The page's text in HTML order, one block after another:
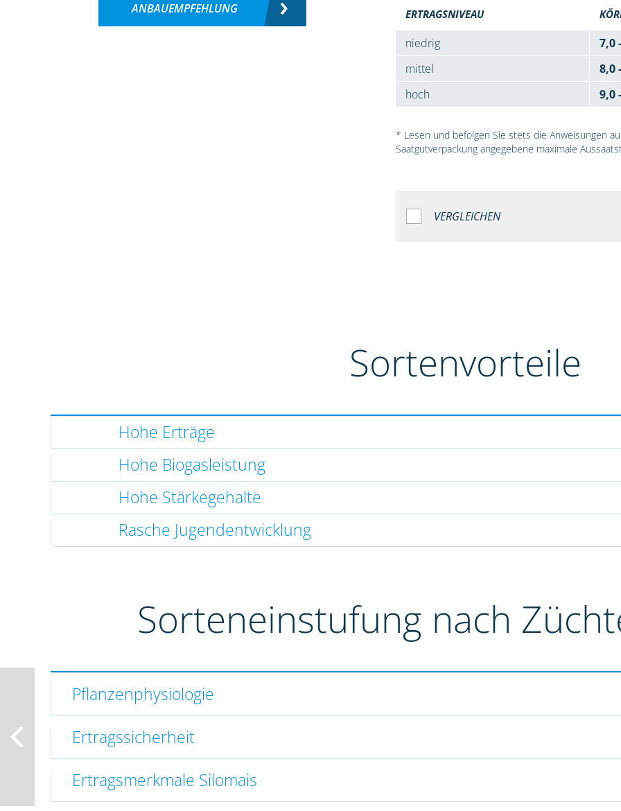
ANBAUEMPFEHLUNG ERTRAGSNIVEAU
niedrig
7,0
mittel
8,0
hoch
9,0
* Lesen und befolgen Sie stets die Anweisungen
Saatgutverpackung angegebene maximale
VERGLEICHEN
Sortenvorteile
Hohe Erträge
Hohe Biogasleistung
Hohe Stärkegehalte
Rasche Jugendentwicklung
Sorteneinstufung nach
Pflanzenphysiologie
Ertragssicherheit
Ertragsmerkmale Silomais